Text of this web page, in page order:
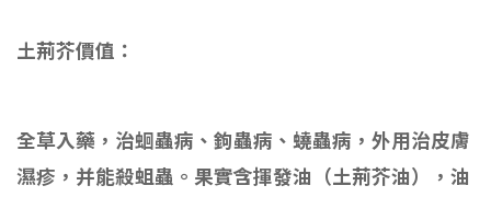
土荊芥價值：
全草入藥，治蛔蟲病、鉤蟲病、蟯蟲病，外用治皮膚
濕疹，并能殺蛆蟲。果實含揮發油（土荊芥油），油